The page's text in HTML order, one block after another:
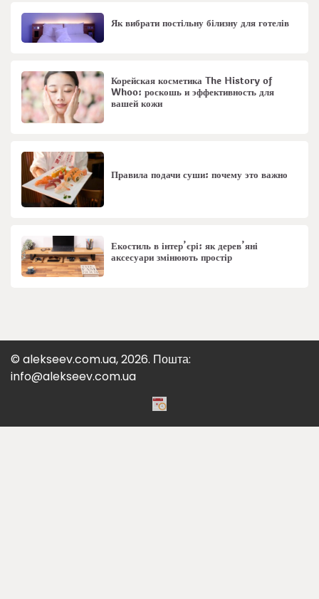
Як вибрати постільну білизну для готелів
Корейская косметика The History of
Whoo: роскошь и эффективность для
вашей кожи
Правила подачи суши: почему это важно
Екостиль в інтер’єрі: як дерев’яні
аксесуари змінюють простір
© alekseev.com.ua, 2026. Пошта:
info@alekseev.com.ua